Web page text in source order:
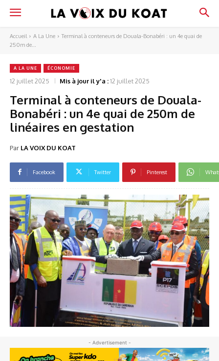
Accueil A La Une
Terminal à conteneurs de Douala-Bonabéri : un 4e quai de
250m de...
A LA UNE ÉCONOMIE
12 juillet 2025 Mis à jour il y'a :12 juillet 2025
Terminal à conteneurs de Douala-
Bonabéri : un 4e quai de 250m de
linéaires en gestation
Par LA VOIX DU KOAT
Facebook Twitter Pinterest
- Advertisement -